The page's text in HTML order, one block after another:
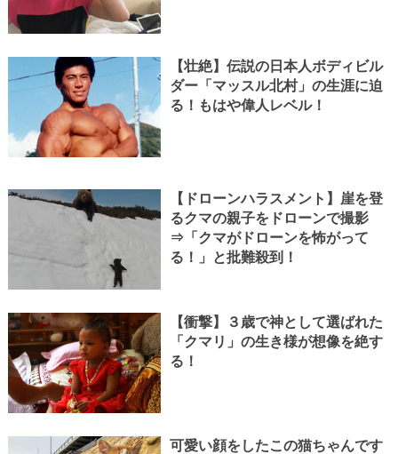
【壮絶】伝説の日本人ボディビル
ダー「マッスル北村」の生涯に迫
る！もはや偉人レベル！
【ドローンハラスメント】崖を登
るクマの親子をドローンで撮影
⇒「クマがドローンを怖がって
る！」と批難殺到！
【衝撃】３歳で神として選ばれた
「クマリ」の生き様が想像を絶す
る！
可愛い顔をしたこの猫ちゃんです